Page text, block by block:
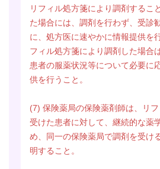
リフィル処方箋により調剤するこ
た場合には、調剤を行わず、受診
に、処方医に速やかに情報提供を
フィル処方箋により調剤した場合
患者の服薬状況等について必要に
供を行うこと。
(7) 保険薬局の保険薬剤師は、リ
受けた患者に対して、継続的な薬
め、同一の保険薬局で調剤を受け
明すること。